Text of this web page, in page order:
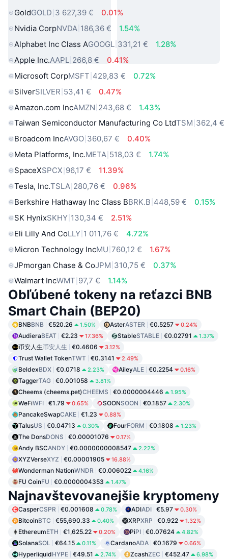
GoldGOLD 3 627,39 €
0.01%
Nvidia CorpNVDA 186,36 €
1.54%
Alphabet Inc Class AGOOGL 331,21 €
1.28%
Apple Inc.AAPL 266,8 €
0.41%
Microsoft CorpMSFT 429,83 €
0.72%
SilverSILVER 53,41 €
0.47%
Amazon.com IncAMZN 243,68 €
1.43%
Taiwan Semiconductor Manufacturing Co LtdTSM 362,4 €
Broadcom IncAVGO 360,67 €
0.40%
Meta Platforms, Inc.META 518,03 €
1.74%
SpaceXSPCX 96,17 €
11.39%
Tesla, Inc.TSLA 280,76 €
0.96%
Berkshire Hathaway Inc Class BBRK.B 448,59 €
0.15%
SK HynixSKHY 130,34 €
2.51%
Eli Lilly And CoLLY 1 011,76 €
4.72%
Micron Technology IncMU 760,12 €
1.67%
JPmorgan Chase & CoJPM 310,75 €
0.37%
Walmart IncWMT 97,7 € 1.14%
Obľúbené tokeny na reťazci BNB
Smart Chain (BEP20)
BNBBNB €520.26 1.50% AsterASTER €0.5257 0.24%
AudieraBEAT €2.23 17.36% StableSTABLE €0.02791 1.37%
币安人生币安人生 €0.4606 3.12%
Trust Wallet TokenTWT €0.3141 2.49%
BeldexBDX €0.0718 2.23% AileyALE €0.2254 0.16%
TaggerTAG €0.001058 3.81%
Cheems (cheems.pet)CHEEMS €0.0000004446 1.95%
WeFiWFI €1.79 0.65% SOONSOON €0.1857 2.30%
PancakeSwapCAKE €1.23 0.88%
TalusUS €0.04713 0.30% FourFORM €0.1808 1.23%
The DonsDONS €0.00001076 0.17%
Andy BSCANDY €0.0000000008547 2.22%
XYZVerseXYZ €0.00001905 16.88%
Wonderman NationWNDR €0.006022 4.16%
FU CoinFU €0.0000004353 1.47%
Najnavštevovanejšie kryptomeny
CasperCSPR €0.001608 0.78% ADIADI €5.97 0.30%
BitcoinBTC €55,690.33 0.40% XRPXRP €0.922 1.32%
EthereumETH €1,625.22 0.20% PiPI €0.07624 4.82%
SolanaSOL €64.15 0.11% CardanoADA €0.1679 0.66%
HyperliquidHYPE €49.51 2.74% ZcashZEC €452.47 6.98%